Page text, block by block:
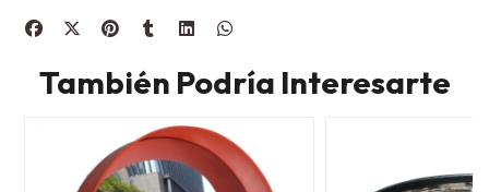
También Podría Interesarte